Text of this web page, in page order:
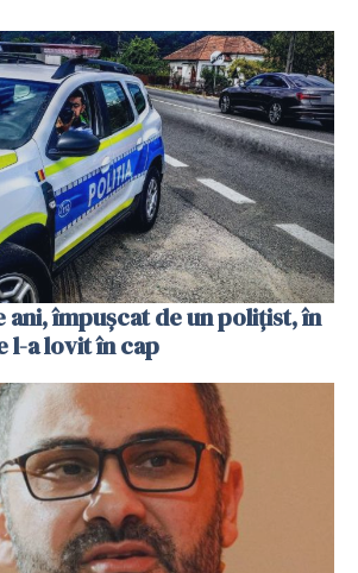
ani, împușcat de un polițist, în
l-a lovit în cap